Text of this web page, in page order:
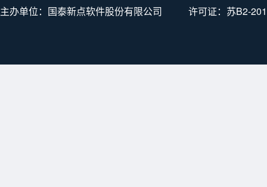
主办单位：国泰新点软件股份有限公司 许可证： 苏B2-